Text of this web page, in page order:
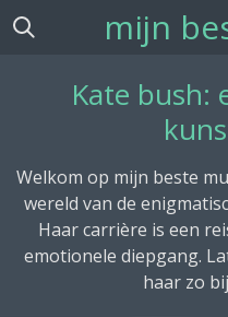
Ga
mijn
Kate bush:
Welkom op mijn beste
wereld van de
Haar carrière is een
emotionele diepgang.
haar zo